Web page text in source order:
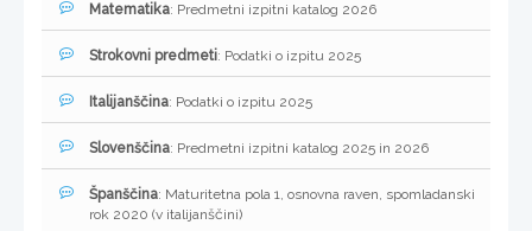
Matematika: Predmetni izpitni katalog 2026
Strokovni predmeti: Podatki o izpitu 2025
Italijanščina: Podatki o izpitu 2025
Slovenščina: Predmetni izpitni katalog 2025 in 2026
Španščina: Maturitetna pola 1, osnovna raven, spomladanski
rok 2020 (v italijanščini)